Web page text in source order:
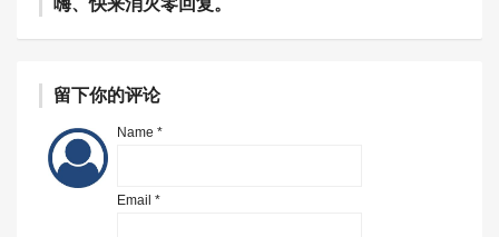
嗨、快来消灭零回复。
留下你的评论
Name *
Email *